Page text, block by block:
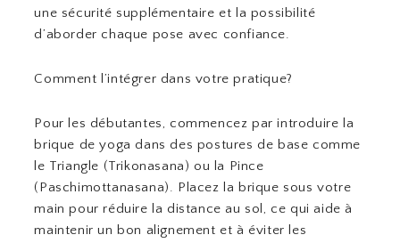
une sécurité supplémentaire et la possibilité
d’aborder chaque pose avec confiance.
Comment l’intégrer dans votre pratique?
Pour les débutantes, commencez par introduire la
brique de yoga dans des postures de base comme
le Triangle (Trikonasana) ou la Pince
(Paschimottanasana). Placez la brique sous votre
main pour réduire la distance au sol, ce qui aide à
maintenir un bon alignement et à éviter les